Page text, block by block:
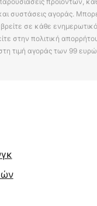
συστάσεις αγοράς.
σε κάθε
στην πολιτική
τιμή αγοράς των 99